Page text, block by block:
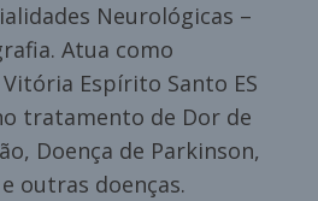
Neurológicas –
Atua como
Espírito Santo ES
tratamento de Dor de
Doença de Parkinson,
outras doenças.